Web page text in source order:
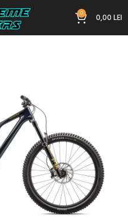
0 0,00LEI